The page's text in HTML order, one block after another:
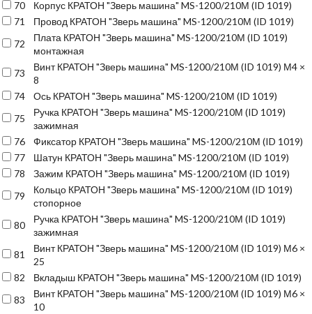
70
Корпус КРАТОН "Зверь машина" MS-1200/210М (ID 1019)
71
Провод КРАТОН "Зверь машина" MS-1200/210М (ID 1019)
72
Плата КРАТОН "Зверь машина" MS-1200/210М (ID 1019)
монтажная
73
Винт КРАТОН "Зверь машина" MS-1200/210М (ID 1019) М4 ×
8
74
Ось КРАТОН "Зверь машина" MS-1200/210М (ID 1019)
75
Ручка КРАТОН "Зверь машина" MS-1200/210М (ID 1019)
зажимная
76
Фиксатор КРАТОН "Зверь машина" MS-1200/210М (ID 1019)
77
Шатун КРАТОН "Зверь машина" MS-1200/210М (ID 1019)
78
Зажим КРАТОН "Зверь машина" MS-1200/210М (ID 1019)
79
Кольцо КРАТОН "Зверь машина" MS-1200/210М (ID 1019)
стопорное
80
Ручка КРАТОН "Зверь машина" MS-1200/210М (ID 1019)
зажимная
81
Винт КРАТОН "Зверь машина" MS-1200/210М (ID 1019) М6 ×
25
82
Вкладыш КРАТОН "Зверь машина" MS-1200/210М (ID 1019)
83
Винт КРАТОН "Зверь машина" MS-1200/210М (ID 1019) М6 ×
10